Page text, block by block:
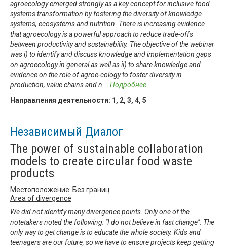
agroecology emerged strongly as a key concept for inclusive food
systems transformation by fostering the diversity of knowledge
systems, ecosystems and nutrition. There is increasing evidence
that agroecology is a powerful approach to reduce trade-offs
between productivity and sustainability. The objective of the webinar
was i) to identify and discuss knowledge and implementation gaps
on agroecology in general as well as ii) to share knowledge and
evidence on the role of agroe-cology to foster diversity in
production, value chains and n
Подробнее
Направления деятельности: 1 , 2, 3, 4, 5
Независимый Диалог
The power of sustainable collaboration
models to create circular food waste
products
Местоположение: Без границ
Area of divergence
We did not identify many divergence points. Only one of the
notetakers noted the following: "I do not believe in fast change". The
only way to get change is to educate the whole society. Kids and
teenagers are our future, so we have to ensure projects keep getting